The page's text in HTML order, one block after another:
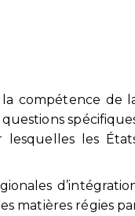
la compétence de
lesquelles les
matières régies